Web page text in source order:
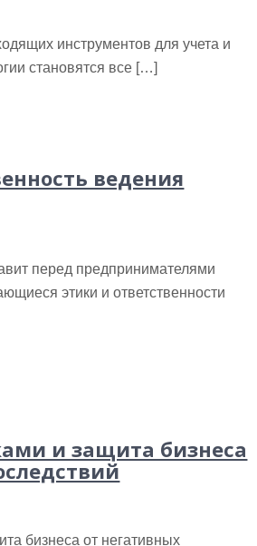
инструментов для учета и
становятся все […]
ведения
перед предпринимателями
этики и ответственности
и защита бизнеса
бизнеса от негативных